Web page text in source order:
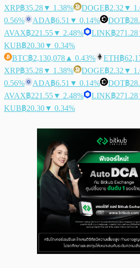
XRP฿35.28▼ 1.38% DOGE฿2.32 ▼
0.56%
ADA฿6.51 ▼ 0.14% DOT฿
AVAX฿221.55▼ 2.48% LINK฿271.28
KUB฿20.30▼ 0.34%
BTC฿2,130,078 ▲ 0.43% ETH฿
XRP฿35.28▼ 1.38% DOGE฿2.32 ▼
0.56%
ADA฿6.51 ▼ 0.14% DOT฿
AVAX฿221.55▼ 2.48% LINK฿271.28
KUB฿20.30▼ 0.34%